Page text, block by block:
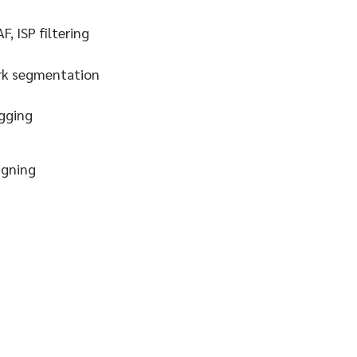
ISP filtering
segmentation